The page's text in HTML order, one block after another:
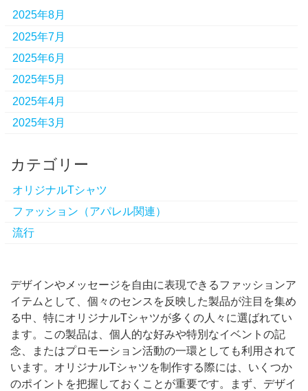
2025年8月
2025年7月
2025年6月
2025年5月
2025年4月
2025年3月
カテゴリー
オリジナルTシャツ
ファッション（アパレル関連）
流行
デザインやメッセージを自由に表現できるファッションア
イテムとして、個々のセンスを反映した製品が注目を集め
る中、特にオリジナルTシャツが多くの人々に選ばれてい
ます。
この製品は、個人的な好みや特別なイベントの記
念、またはプロモーション活動の一環としても利用されて
います。オリジナルTシャツを制作する際には、いくつか
のポイントを把握しておくことが重要です。まず、デザイ